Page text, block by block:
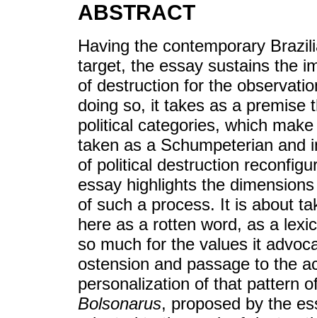
ABSTRACT
Having the contemporary
target, the essay sustains the
of destruction for the
doing so, it takes as a premise
political categories, which
taken as a Schumpeterian and
of political destruction
essay highlights the
of such a process. It is about
here as a rotten word, as a
so much for the values it
ostension and passage to the
personalization of that pattern
Bolsonarus, proposed by the